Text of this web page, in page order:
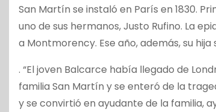
San Martín se instaló en París en 1830.
uno de sus hermanos, Justo Rufino. La
a Montmorency. Ese año, además, su
. “El joven Balcarce había llegado de
familia San Martín y se enteró de la
y se convirtió en ayudante de la familia,